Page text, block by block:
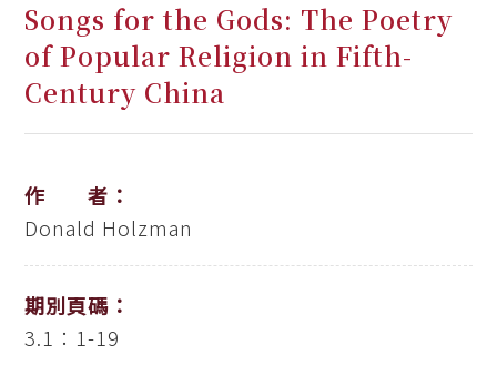
Songs for the Gods: The Poetry
of Popular Religion in Fifth-
Century China
作 者：
Donald Holzman
期別頁碼：
3.1：1-19